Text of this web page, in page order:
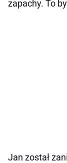
zapachy. To
Jan został